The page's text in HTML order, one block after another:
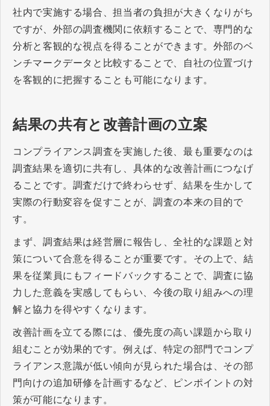
社内で実施する場合、担当者の負担が大きくなりがち
ですが、外部の調査機関に依頼することで、専門的な
分析と客観的な視点を得ることができます。外部のベ
ンチマークデータと比較することで、自社の位置づけ
を客観的に把握することも可能になります。
結果の共有と改善計画の立案
コンプライアンス調査を実施した後、最も重要なのは
調査結果を適切に共有し、具体的な改善計画につなげ
ることです。調査だけで終わらせず、結果を生かして
実際の行動変容を促すことが、調査の本来の目的で
す。
まず、調査結果は経営層に報告し、全社的な課題と対
策について合意を得ることが重要です。その上で、結
果を従業員にもフィードバックすることで、調査に協
力した意義を実感してもらい、今後の取り組みへの理
解と協力を得やすくなります。
改善計画を立てる際には、優先度の高い課題から取り
組むことが効果的です。例えば、特定の部門でコンプ
ライアンス意識が低い傾向が見られた場合は、その部
門向けの追加研修を計画するなど、ピンポイントの対
策が可能になります。